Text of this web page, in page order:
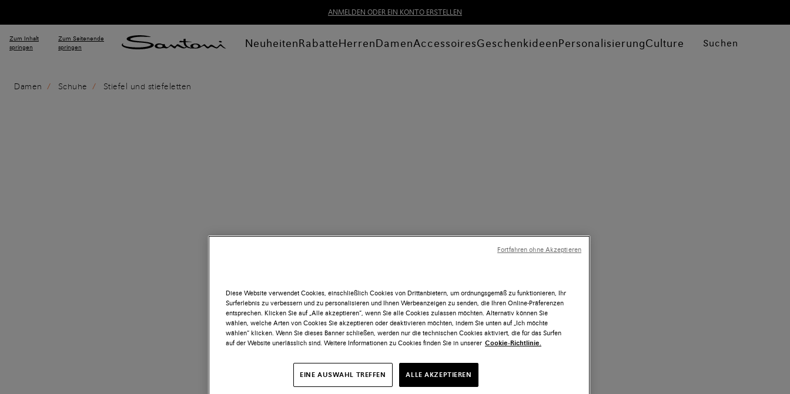
ANMELDEN ODER EIN KONTO ERSTELLEN
Zum Inhalt
springen
Zum Seitenende
springen
NeuheitenRabatteHerrenDamenAccessoiresGeschenkideenPersonalisierungCulture Suchen
Damen Schuhe Stiefel und stiefeletten
Diese Website verwendet Cookies, einschließlich Cookies von Drittanbietern, um ordnungsgemäß zu funktionieren, Ihr
Surferlebnis zu verbessern und zu personalisieren und Ihnen Werbeanzeigen zu senden, die Ihren Online-Präferenzen
entsprechen. Klicken Sie auf „Alle akzeptieren“, wenn Sie alle Cookies zulassen möchten. Alternativ können Sie
wählen, welche Arten von Cookies Sie akzeptieren oder deaktivieren möchten, indem Sie unten auf „Ich möchte
wählen“ klicken. Wenn Sie dieses Banner schließen, werden nur die technischen Cookies aktiviert, die für das Surfen
auf der Website unerlässlich sind. Weitere Informationen zu Cookies finden Sie in unserer Cookie-Richtlinie.
EINE AUSWAHL TREFFEN ALLE AKZEPTIEREN
Fortfahren ohne Akzeptieren